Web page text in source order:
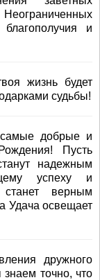
и
жизнь будет
судьбы!
добрые и
Пусть
надежным
успеху и
верным
Удача освещает
дружного
точно, что